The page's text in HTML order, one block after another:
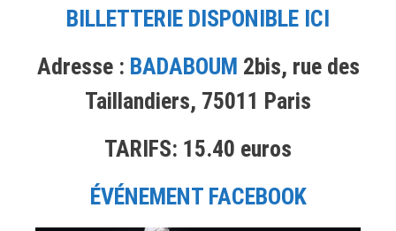
BILLETTERIE DISPONIBLE ICI
Adresse : BADABOUM 2bis, rue des
Taillandiers, 75011 Paris
TARIFS: 15.40 euros
ÉVÉNEMENT FACEBOOK